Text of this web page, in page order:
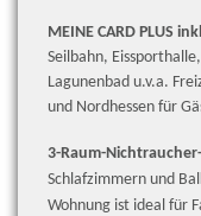
MEINE CARD PLUS
Seilbahn,
Lagunenbad u.v.a.
und Nordhessen für
3-Raum-
Schlafzimmern und
Wohnung ist ideal für